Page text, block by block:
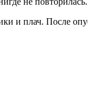
и плач. После